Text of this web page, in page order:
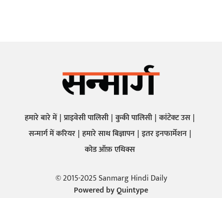
हमारे बारे में प्राइवेसी पालिसी कुकी पालिसी कांटेक्ट उस
सन्मार्ग में करियर हमारे साथ बिज्ञापन इतर इनफार्मेशन
कोड ऑफ़ एथिक्स
© 2015-2025 Sanmarg Hindi Daily
Powered byQuintype